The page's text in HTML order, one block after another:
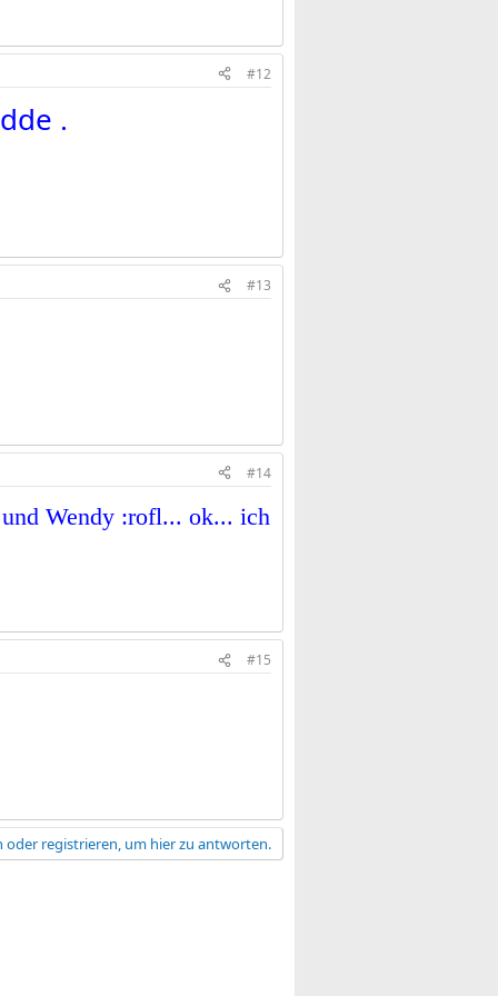
#12
.
#13
#14
Wendy :rofl... ok... ich
#15
oder registrieren, um hier zu antworten.